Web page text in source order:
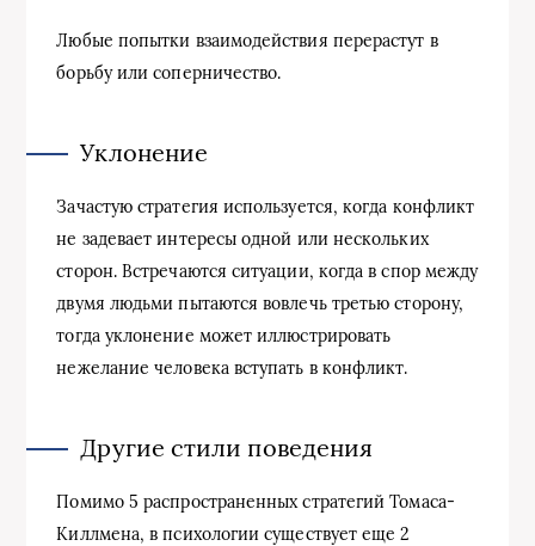
Любые попытки взаимодействия перерастут в
борьбу или соперничество.
Уклонение
Зачастую стратегия используется, когда конфликт
не задевает интересы одной или нескольких
сторон. Встречаются ситуации, когда в спор между
двумя людьми пытаются вовлечь третью сторону,
тогда уклонение может иллюстрировать
нежелание человека вступать в конфликт.
Другие стили поведения
Помимо 5 распространенных стратегий Томаса-
Киллмена, в психологии существует еще 2